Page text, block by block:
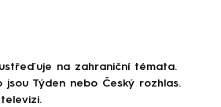
na zahraniční témata.
jsou Týden nebo Český rozhlas.